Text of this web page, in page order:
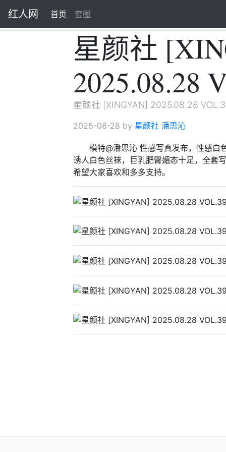
红人网 首页 (current)
套图
星颜社
2025.08.28
星颜社 [XINGYAN] 2025.08.28
2025-08-28 by 星颜社 潘思沁
模特@潘思沁 性感写真发布，性感白
诱人白色丝袜，巨乳肥臀媚态十足，全套
希望大家喜欢和多多支持。